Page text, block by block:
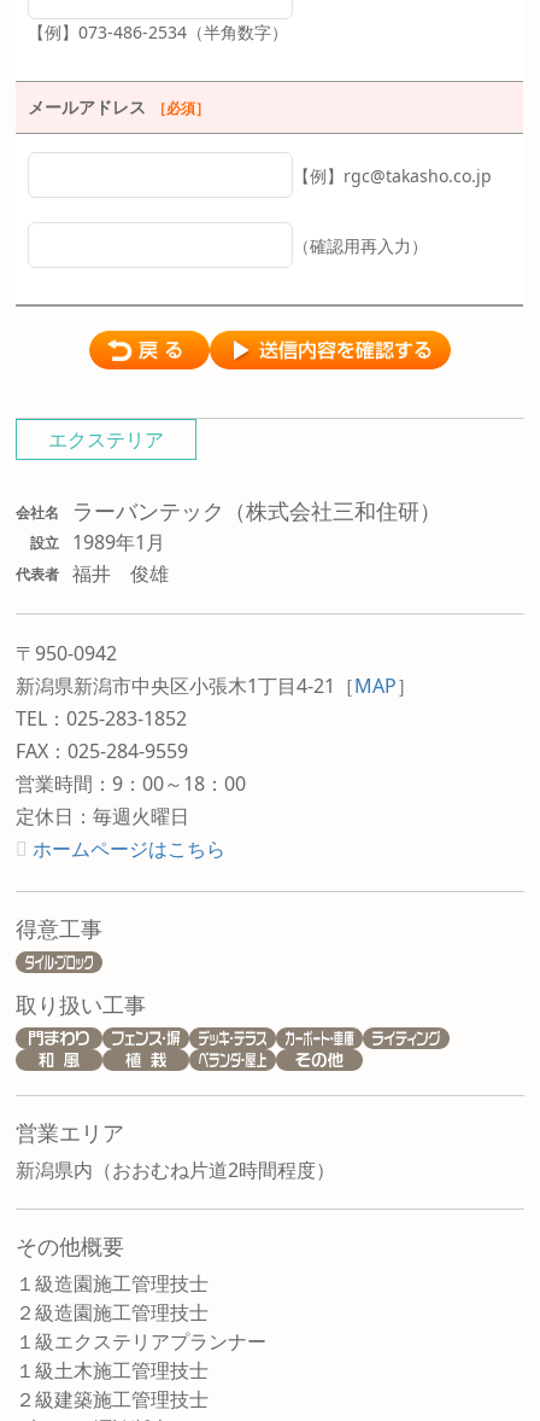
エクステリア
会社名 ラーバンテック（株式会社三和住研）
設立 1989年1月
代表者 福井 俊雄
〒950-0942
新潟県新潟市中央区小張木1丁目4-21 ［MAP］
TEL：025-283-1852
FAX：025-284-9559
営業時間：9：00～18：00
定休日：毎週火曜日
ホームページはこちら
得意工事
取り扱い工事
営業エリア
新潟県内（おおむね片道2時間程度）
その他概要
１級造園施工管理技士
２級造園施工管理技士
１級エクステリアプランナー
１級土木施工管理技士
２級建築施工管理技士
【例】073-486-2534（半角数字）
メールアドレス ［必須］
【例】rgc@takasho.co.jp
（確認用再入力）